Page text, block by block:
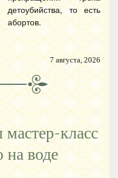
детоубийства, то есть
абортов.
7 августа, 2026
класс
на воде